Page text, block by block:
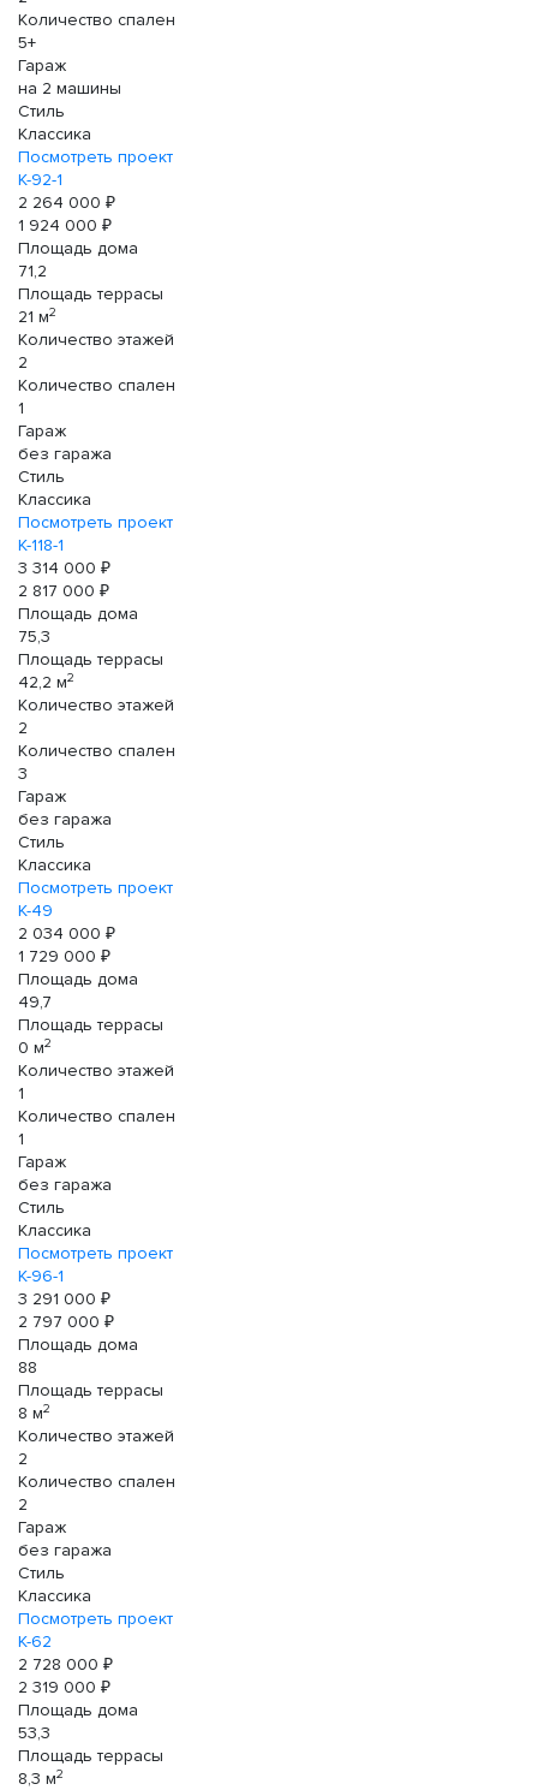
Количество спален
5+
Гараж
на 2 машины
Стиль
Классика
Посмотреть проект
К-92-1
2 264 000 ₽
1 924 000 ₽
Площадь дома
71,2
Площадь террасы
21 м2
Количество этажей
2
Количество спален
1
Гараж
без гаража
Стиль
Классика
Посмотреть проект
К-118-1
3 314 000 ₽
2 817 000 ₽
Площадь дома
75,3
Площадь террасы
42,2 м2
Количество этажей
2
Количество спален
3
Гараж
без гаража
Стиль
Классика
Посмотреть проект
К-49
2 034 000 ₽
1 729 000 ₽
Площадь дома
49,7
Площадь террасы
0 м2
Количество этажей
1
Количество спален
1
Гараж
без гаража
Стиль
Классика
Посмотреть проект
К-96-1
3 291 000 ₽
2 797 000 ₽
Площадь дома
88
Площадь террасы
8 м2
Количество этажей
2
Количество спален
2
Гараж
без гаража
Стиль
Классика
Посмотреть проект
К-62
2 728 000 ₽
2 319 000 ₽
Площадь дома
53,3
Площадь террасы
8,3 м2